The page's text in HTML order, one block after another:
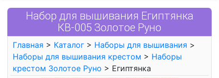
Набор для вышивания Египтянка
КВ-005 Золотое Руно
Главная > Каталог > Наборы для вышивания >
Наборы для вышивания крестом > Наборы
крестом Золотое Руно > Египтянка